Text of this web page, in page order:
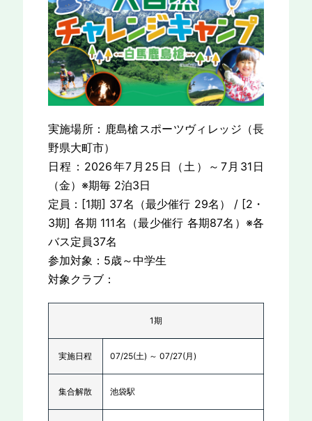
実施場所：鹿島槍スポーツヴィレッジ（長
野県大町市）
日程：2026年7月25日（土）～7月31日
（金）※期毎 2泊3日
定員：[1期] 37名（最少催行 29名） / [2・
3期] 各期 111名（最少催行 各期87名）※各
バス定員37名
参加対象：5歳～中学生
対象クラブ：
1期
実施日程 07/25(土) ～ 07/27(月)
集合解散 池袋駅